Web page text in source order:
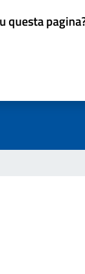
questa